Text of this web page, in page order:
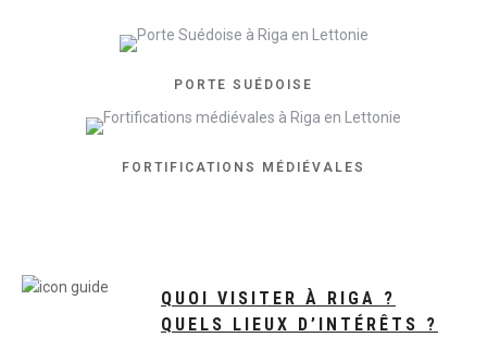
PORTE SUÉDOISE
FORTIFICATIONS MÉDIÉVALES
QUOI VISITER À RIGA ?
QUELS LIEUX D’INTÉRÊTS ?